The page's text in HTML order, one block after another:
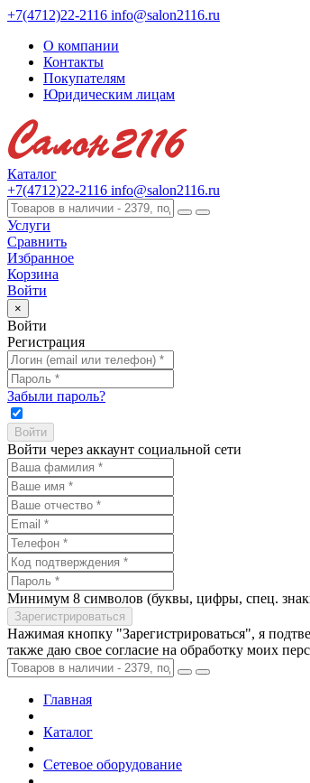
+7(4712)22-2116 info@salon2116.ru
О компании
Контакты
Покупателям
Юридическим лицам
Каталог
+7(4712)22-2116 info@salon2116.ru
Услуги
Сравнить
Избранное
Корзина
Войти
×
Войти
Регистрация
Забыли пароль?
Войти через аккаунт социальной сети
Минимум 8 символов (буквы, цифры, спец.
Нажимая кнопку "Зарегистрироваться", я
также даю свое согласие на обработку моих
Главная
Каталог
Сетевое оборудование